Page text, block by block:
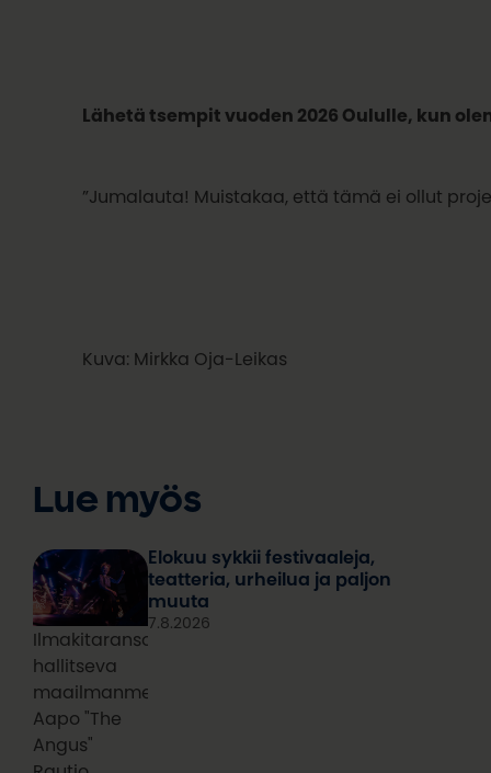
Lähetä tsempit vuoden 2026 Oululle, kun
”Jumalauta! Muistakaa, että tämä ei ollut
Kuva: Mirkka Oja-Leikas
Lue myös
Ilmakitaransoiton
hallitseva
maailmanmestari
Aapo "The
Angus"
Elokuu sykkii festivaaleja,
teatteria, urheilua ja paljon
muuta
7.8.2026